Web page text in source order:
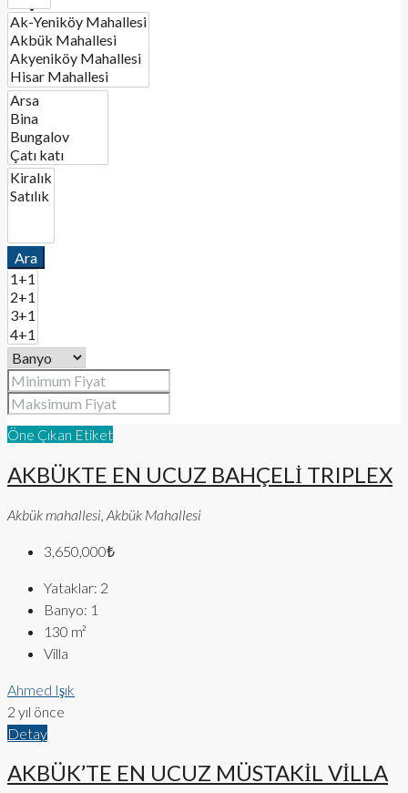
BIR İLAN OLUŞTURUN
İLETİŞİM
Ara
Öne Çıkan Etiket
AKBÜKTE EN UCUZ BAHÇELİ TRIPLEX
Akbük mahallesi, Akbük Mahallesi
3,650,000₺
Yataklar: 2
Banyo: 1
130 m²
Villa
Ahmed Işık
2 yıl önce
Detay
AKBÜK’TE EN UCUZ MÜSTAKİL VİLLA